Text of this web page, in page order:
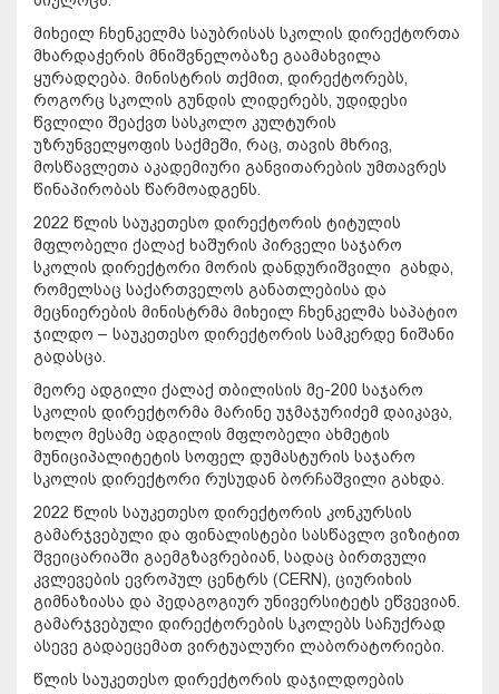
მიხეილ ჩხენკელმა საუბრისას სკოლის დირექტორთა
მხარდაჭერის მნიშვნელობაზე გაამახვილა
ყურადღება. მინისტრის თქმით, დირექტორებს,
როგორც სკოლის გუნდის ლიდერებს, უდიდესი
წვლილი შეაქვთ სასკოლო კულტურის
უზრუნველყოფის საქმეში, რაც, თავის მხრივ,
მოსწავლეთა აკადემიური განვითარების უმთავრეს
წინაპირობას წარმოადგენს.
2022 წლის საუკეთესო დირექტორის ტიტულის
მფლობელი ქალაქ ხაშურის პირველი საჯარო
სკოლის დირექტორი მორის დანდურიშვილი გახდა,
რომელსაც საქართველოს განათლებისა და
მეცნიერების მინისტრმა მიხეილ ჩხენკელმა საპატიო
ჯილდო – საუკეთესო დირექტორის სამკერდე ნიშანი
გადასცა.
მეორე ადგილი ქალაქ თბილისის მე-200 საჯარო
სკოლის დირექტორმა მარინე უჯმაჯურიძემ დაიკავა,
ხოლო მესამე ადგილის მფლობელი ახმეტის
მუნიციპალიტეტის სოფელ დუმასტურის საჯარო
სკოლის დირექტორი რუსუდან ბორჩაშვილი გახდა.
2022 წლის საუკეთესო დირექტორის კონკურსის
გამარჯვებული და ფინალისტები სასწავლო ვიზიტით
შვეიცარიაში გაემგზავრებიან, სადაც ბირთვული
კვლევების ევროპულ ცენტრს (CERN), ციურიხის
გიმნაზიასა და პედაგოგიურ უნივერსიტეტს ეწვევიან.
გამარჯვებული დირექტორების სკოლებს საჩუქრად
ასევე გადაეცემათ ვირტუალური ლაბორატორიები.
წლის საუკეთესო დირექტორის დაჯილდოების